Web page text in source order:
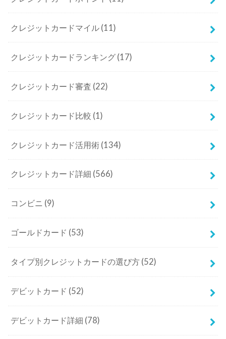
クレジットカードマイル (11)
クレジットカードランキング (17)
クレジットカード審査 (22)
クレジットカード比較 (1)
クレジットカード活用術 (134)
クレジットカード詳細 (566)
コンビニ (9)
ゴールドカード (53)
タイプ別クレジットカードの選び方 (52)
デビットカード (52)
デビットカード詳細 (78)